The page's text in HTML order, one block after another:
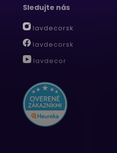
Sledujte nás
lavdecorsk
lavdecorsk
lavdecor